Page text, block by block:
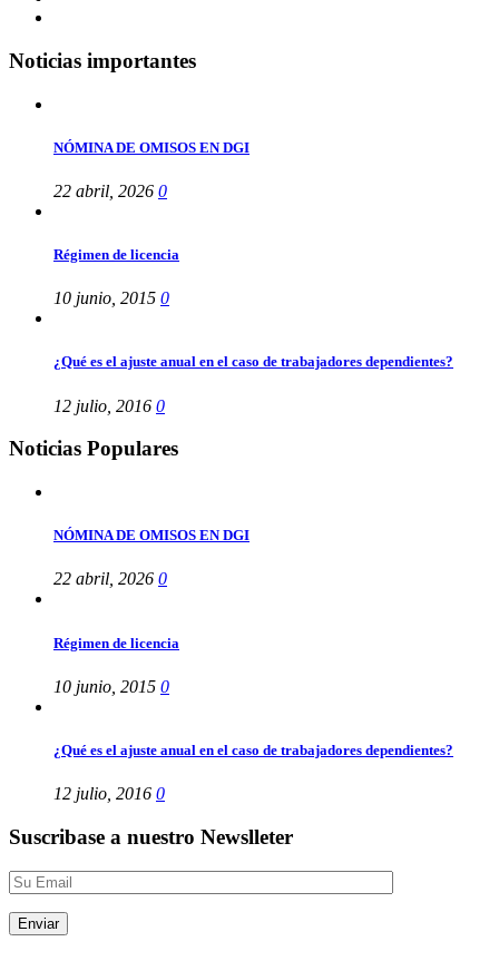
Noticias importantes
NÓMINA DE OMISOS EN DGI
22 abril, 2026 0
Régimen de licencia
10 junio, 2015 0
¿Qué es el ajuste anual en el caso de trabajadores dependientes?
12 julio, 2016 0
Noticias Populares
NÓMINA DE OMISOS EN DGI
22 abril, 2026 0
Régimen de licencia
10 junio, 2015 0
¿Qué es el ajuste anual en el caso de trabajadores dependientes?
12 julio, 2016 0
Suscribase a nuestro Newslleter